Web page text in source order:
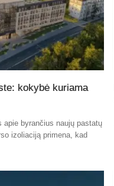
kokybė kuriama
byrančius naujų pastatų
izoliaciją primena, kad